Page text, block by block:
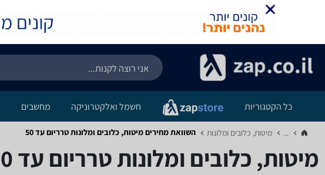
כל הקטגוריות חשמל ואלקטרוניקה מחשבים
... מיטות, כלובים ומלונות‏ השוואת מחירים מיטות, כלובים ומלונות ‏טרריום ‏עד 50
מיטות, כלובים ומלונות ‏טרריום ‏עד 50